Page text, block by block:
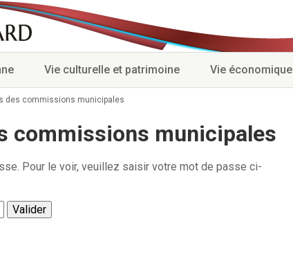
Vie culturelle et patrimoine Vie économique
des commissions municipales
commissions municipales
Pour le voir, veuillez saisir votre mot de passe ci-